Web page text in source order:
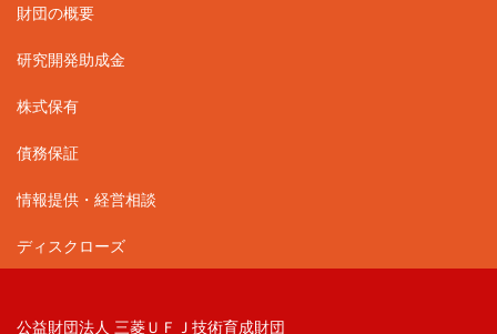
財団の概要
研究開発助成金
株式保有
債務保証
情報提供・経営相談
ディスクローズ
公益財団法人 三菱ＵＦＪ技術育成財団